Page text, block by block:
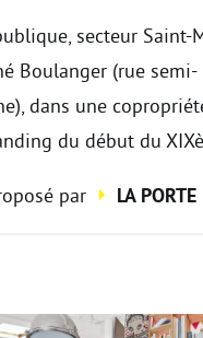
secteur Saint-
Boulanger (rue semi-
dans une
du début du
par LA